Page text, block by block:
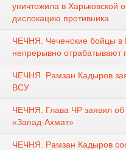
уничтожила в Харьковской
дислокацию противника
ЧЕЧНЯ. Чеченские бойцы в
непрерывно отрабатывают
ЧЕЧНЯ. Рамзан Кадыров
ВСУ
ЧЕЧНЯ. Глава ЧР заявил об
«Запад-Ахмат»
ЧЕЧНЯ. Рамзан Кадыров